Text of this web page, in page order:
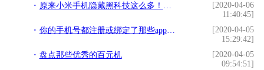
原来小米手机隐藏黑科技这么多！开启这个设置，还能保护眼睛
[2020-04-06
11:40:45]
你的手机号都注册或绑定了那些app和网站？这里教你几个查询方法
[2020-04-05
15:29:42]
盘点那些优秀的百元机
[2020-04-05
09:54:51]